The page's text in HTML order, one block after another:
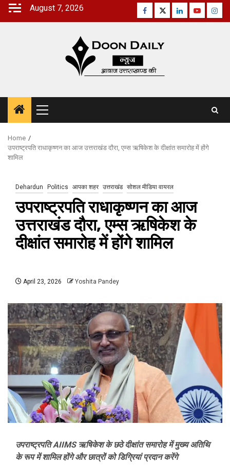
Skip
August 7, 2026 Facebook
TwitterLinkedinYoutube
Primary
Menu
Home
उपराष्ट्रपति राधाकृष्णन का आज उत्तराखंड दौरा, एम्स ऋषिकेश के दीक्षांत समारोह में होंगे
शामिल
Dehardun Politics आपका शहर उत्तराखंड सोशल मीडिया वायरल
उपराष्ट्रपति राधाकृष्णन का आज
उत्तराखंड दौरा, एम्स ऋषिकेश के
दीक्षांत समारोह में होंगे शामिल
April 23, 2026 Yoshita Pandey
उपराष्ट्रपति AIIMS ऋषिकेश के छठे दीक्षांत समारोह में मुख्य अतिथि
के रूप में शामिल होंगे और छात्रों को डिग्रियां प्रदान करेंगे